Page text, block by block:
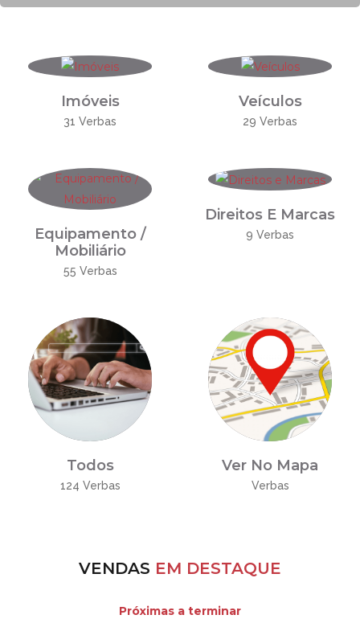
Imóveis
31 Verbas
Veículos
29 Verbas
Equipamento /
Mobiliário
55 Verbas
Direitos E Marcas
9 Verbas
Todos
124 Verbas
Ver No Mapa
Verbas
VENDAS EM DESTAQUE
Próximas a terminar